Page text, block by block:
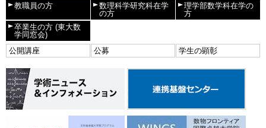
教職員の方
数理科学研究科在学
の方
理学部数学科在学の
方
卒業生の方 (東大数
学同窓会)
公開講座
公募 学生の顕彰